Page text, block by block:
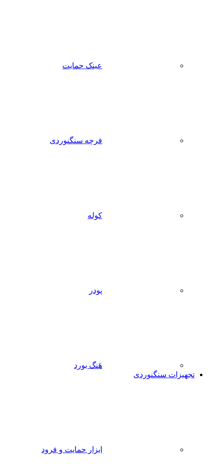
عینک حمایت
فرچه سنگنوردی
کوله
پودر
هَنگ بورد
تجهیزات سنگنوردی
ابزار حمایت و فرود